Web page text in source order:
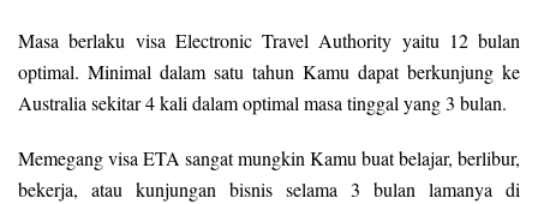
Masa berlaku visa Electronic Travel Authority yaitu 12 bulan
optimal. Minimal dalam satu tahun Kamu dapat berkunjung ke
Australia sekitar 4 kali dalam optimal masa tinggal yang 3 bulan.
Memegang visa ETA sangat mungkin Kamu buat belajar, berlibur,
bekerja, atau kunjungan bisnis selama 3 bulan lamanya di